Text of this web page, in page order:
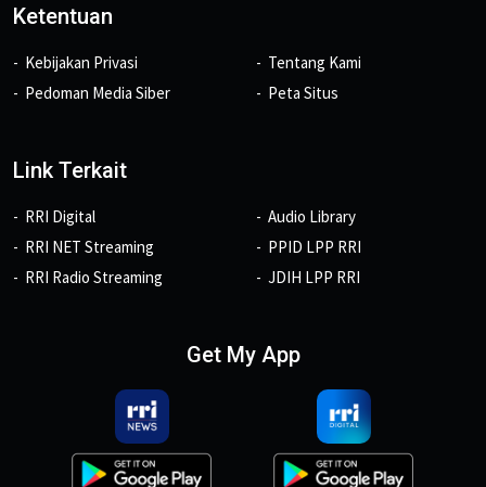
Ketentuan
Kebijakan Privasi
Pedoman Media Siber
Tentang Kami
Peta Situs
Link Terkait
RRI Digital
RRI NET Streaming
RRI Radio Streaming
Audio Library
PPID LPP RRI
JDIH LPP RRI
Get My App